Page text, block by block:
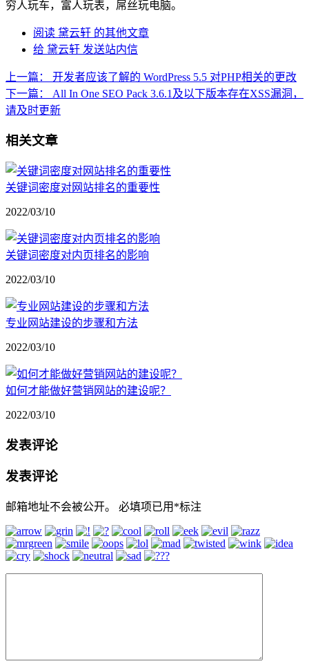
穷人玩车，富人玩表，屌丝玩电脑。
阅读 黛云轩 的其他文章
给 黛云轩 发送站内信
上一篇：
开发者应该了解的 WordPress 5.5 对PHP相关的更改
下一篇：
All In One SEO Pack 3.6.1及以下版本存在XSS漏洞，
请及时更新
相关文章
关键词密度对网站排名的重要性
2022/03/10
关键词密度对内页排名的影响
2022/03/10
专业网站建设的步骤和方法
2022/03/10
如何才能做好营销网站的建设呢？
2022/03/10
发表评论
发表评论
邮箱地址不会被公开。 必填项已用 *标注